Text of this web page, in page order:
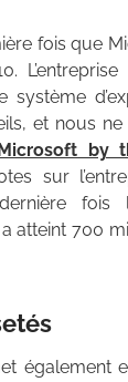
fois que
et nous
by
sur
fois
atteint 700
également